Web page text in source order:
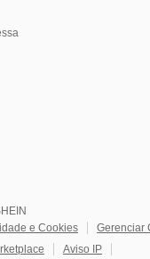
e Cookies
Gerenciar
Aviso IP